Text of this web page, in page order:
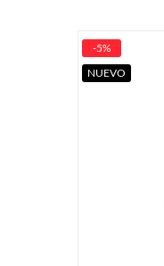
-5%
NUEVO